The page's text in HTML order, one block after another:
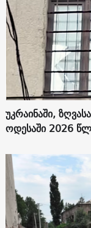
უკრაინაში,
ოდესაში 2026